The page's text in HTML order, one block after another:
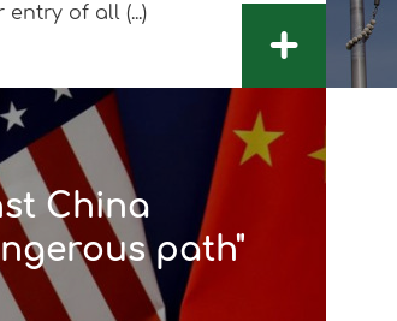
entry of all (...)
+
China
path"